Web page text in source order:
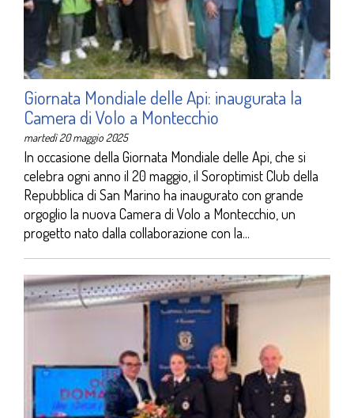
Giornata Mondiale delle Api: inaugurata la
Camera di Volo a Montecchio
martedì 20 maggio 2025
In occasione della Giornata Mondiale delle Api, che si
celebra ogni anno il 20 maggio, il Soroptimist Club della
Repubblica di San Marino ha inaugurato con grande
orgoglio la nuova Camera di Volo a Montecchio, un
progetto nato dalla collaborazione con la...